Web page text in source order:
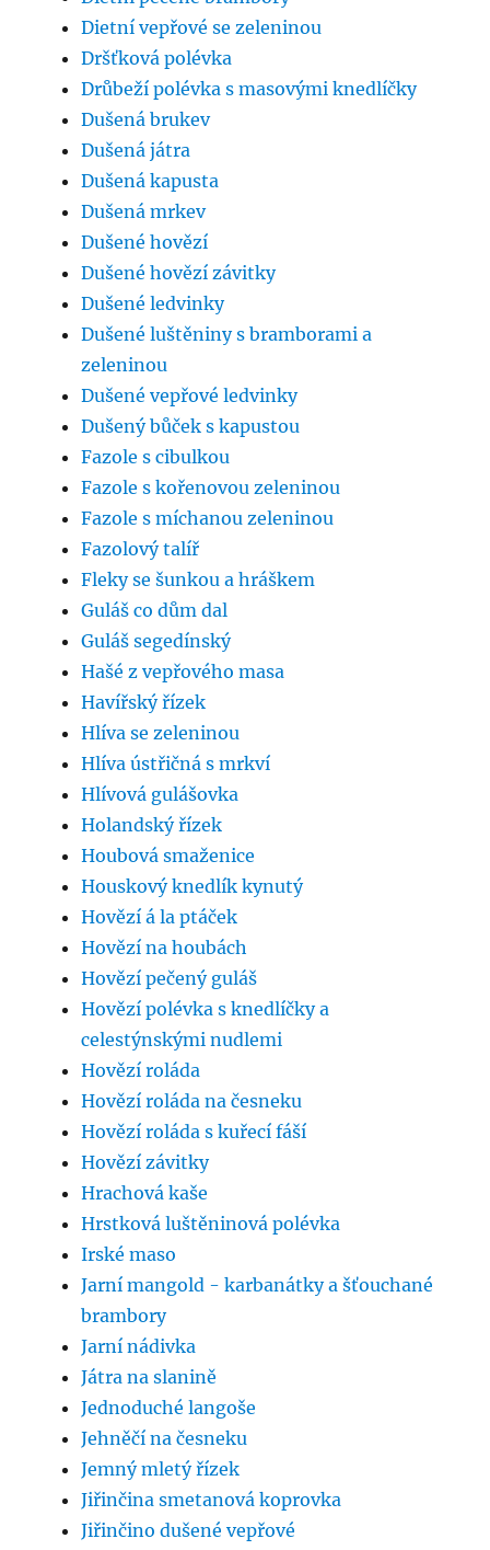
Dietní vepřové se zeleninou
Dršťková polévka
Drůbeží polévka s masovými knedlíčky
Dušená brukev
Dušená játra
Dušená kapusta
Dušená mrkev
Dušené hovězí
Dušené hovězí závitky
Dušené ledvinky
Dušené luštěniny s bramborami a
zeleninou
Dušené vepřové ledvinky
Dušený bůček s kapustou
Fazole s cibulkou
Fazole s kořenovou zeleninou
Fazole s míchanou zeleninou
Fazolový talíř
Fleky se šunkou a hráškem
Guláš co dům dal
Guláš segedínský
Hašé z vepřového masa
Havířský řízek
Hlíva se zeleninou
Hlíva ústřičná s mrkví
Hlívová gulášovka
Holandský řízek
Houbová smaženice
Houskový knedlík kynutý
Hovězí á la ptáček
Hovězí na houbách
Hovězí pečený guláš
Hovězí polévka s knedlíčky a
celestýnskými nudlemi
Hovězí roláda
Hovězí roláda na česneku
Hovězí roláda s kuřecí fáší
Hovězí závitky
Hrachová kaše
Hrstková luštěninová polévka
Irské maso
Jarní mangold - karbanátky a šťouchané
brambory
Jarní nádivka
Játra na slanině
Jednoduché langoše
Jehněčí na česneku
Jemný mletý řízek
Jiřinčina smetanová koprovka
Jiřinčino dušené vepřové